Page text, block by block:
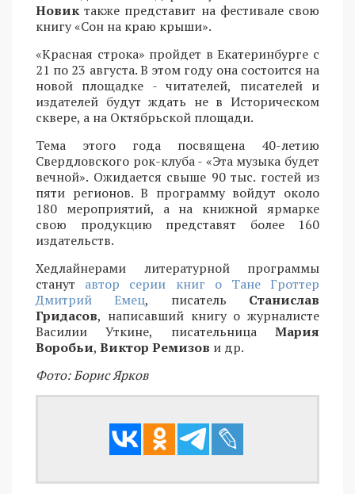
Новик также представит на фестивале свою
книгу «Сон на краю крыши».
«Красная строка» пройдет в Екатеринбурге с
21 по 23 августа. В этом году она состоится на
новой площадке - читателей, писателей и
издателей будут ждать не в Историческом
сквере, а на Октябрьской площади.
Тема этого года посвящена 40-летию
Свердловского рок-клуба - «Эта музыка будет
вечной». Ожидается свыше 90 тыс. гостей из
пяти регионов. В программу войдут около
180 мероприятий, а на книжной ярмарке
свою продукцию представят более 160
издательств.
Хедлайнерами литературной программы
станут автор серии книг о Тане Гроттер
Дмитрий Емец, писатель Станислав
Гридасов, написавший книгу о журналисте
Василии Уткине, писательница Мария
Воробьи, Виктор Ремизов и др.
Фото: Борис Ярков